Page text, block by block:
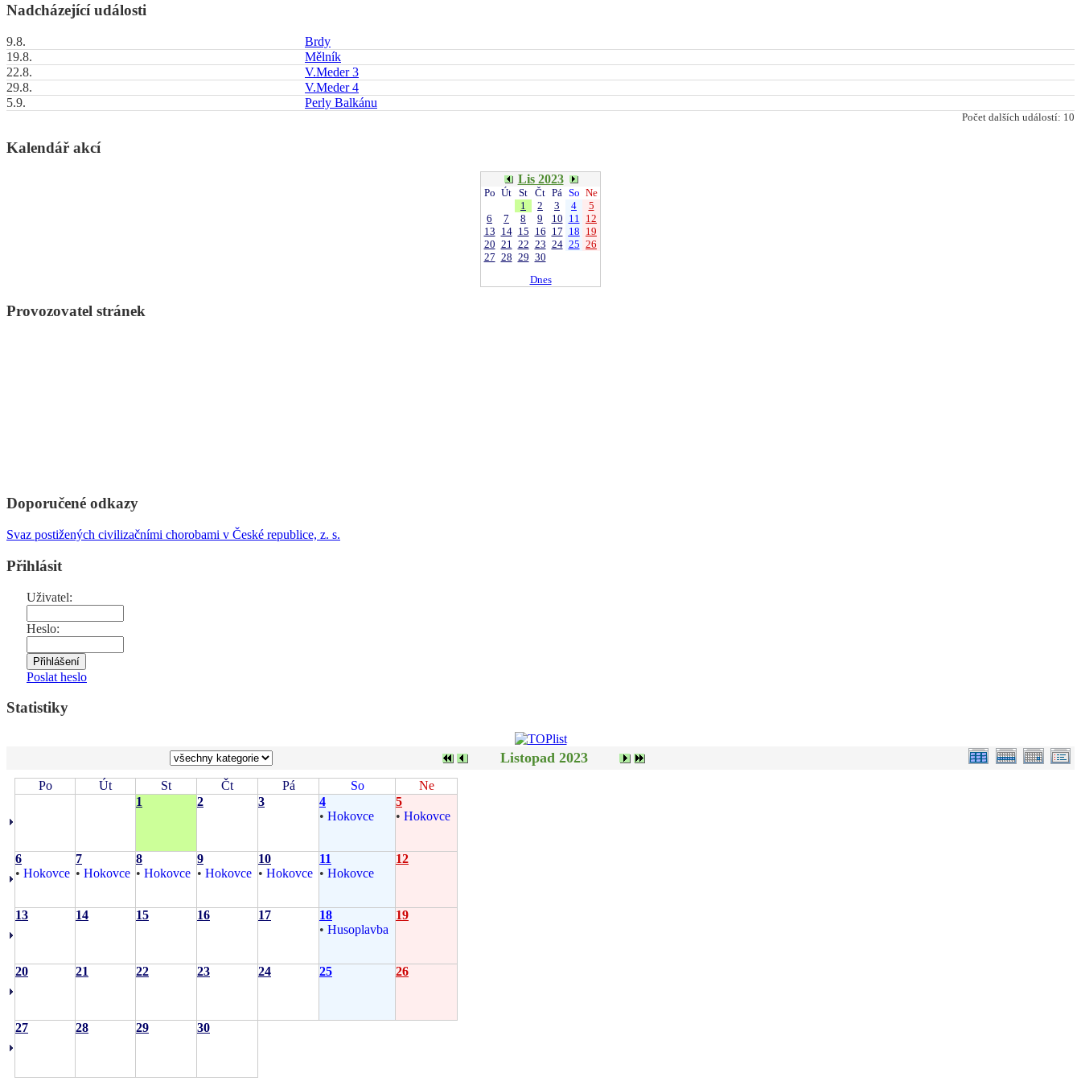
Nadcházející události
9.8.
Brdy
19.8.
Mělník
22.8.
V.Meder 3
29.8.
V.Meder 4
5.9.
Perly Balkánu
Počet dalších událostí: 10
Kalendář akcí
Lis 2023
Po Út St Čt Pá So Ne
1
2 3 4
5
6
7 8 9 10 11 12
13 14 15 16 17 18 19
20 21 22 23 24 25 26
27 28 29 30
Dnes
Provozovatel stránek
Doporučené odkazy
Svaz postižených civilizačními chorobami v České republice, z. s.
Přihlásit
Uživatel:
Heslo:
Poslat heslo
Statistiky
Listopad 2023
Po Út St Čt Pá So
Ne
1
2 3
4
• Hokovce
5
• Hokovce
6
• Hokovce
7
• Hokovce
8
• Hokovce
9
• Hokovce
10
• Hokovce
11
• Hokovce
12
13 14 15 16 17
18
• Husoplavba
19
20 21 22 23 24 25 26
27 28 29 30